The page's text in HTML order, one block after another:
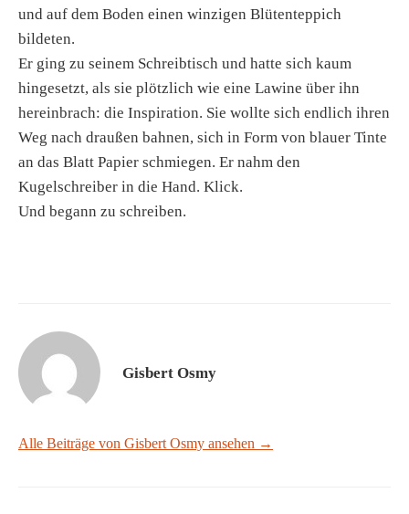
und auf dem Boden einen winzigen Blütenteppich
bildeten.
Er ging zu seinem Schreibtisch und hatte sich kaum
hingesetzt, als sie plötzlich wie eine Lawine über ihn
hereinbrach: die Inspiration. Sie wollte sich endlich ihren
Weg nach draußen bahnen, sich in Form von blauer Tinte
an das Blatt Papier schmiegen. Er nahm den
Kugelschreiber in die Hand. Klick.
Und begann zu schreiben.
Gisbert Osmy
Alle Beiträge von Gisbert Osmy ansehen →